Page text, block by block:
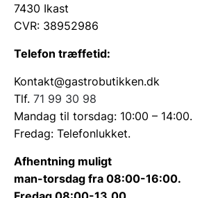
7430 Ikast
CVR: 38952986
Telefon træffetid:
Kontakt@gastrobutikken.dk
Tlf. 71 99 30 98
Mandag til torsdag: 10:00 – 14:00.
Fredag: Telefonlukket.
Afhentning muligt
man-torsdag fra 08:00-16:00.